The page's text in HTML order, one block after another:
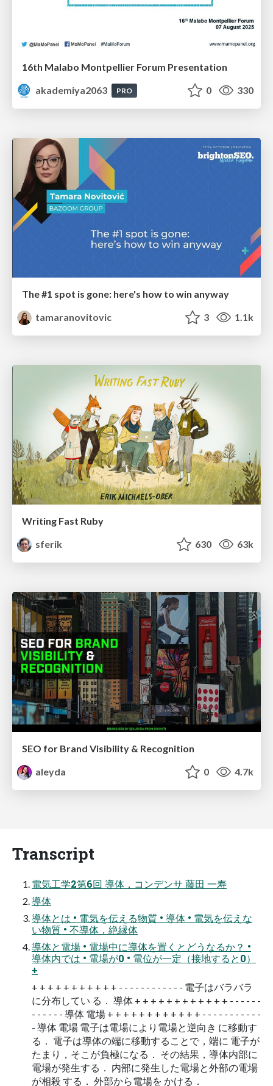
16th Malabo Montpellier Forum Presentation
akademiya2063
PRO 0 330
The #1 spot is gone: here's how to win anyway
tamaranovitovic
3 1.1k
Writing Fast Ruby
sferik
630 63k
SEO for Brand Visibility & Recognition
aleyda
0 4.7k
Transcript
電気工学2第6回 導体，コンデンサ 藤田 一寿
導体
導体とは • 電気を伝える物質 • 導体 • 電気を伝えな
い物質 • 不導体，絶縁体
導体と電場 • 電場中に導体を置くとどうなるか？ •
導体内では • 電場が0 • 電位が一定（接地すると0）
+
+ + + + + + + + + + + - - - - - - - - - - - - 電子はバラバラ
に分布してい る． 導体 + + + + + + + + + + + + - - - - - -
- - - - - - 導体 電場 + + + + + + + + + + + + - - - - - - - - - - -
- 導体 電場 電子は電場により電場と逆向き に移動す
る． 電子は導体の端に移動することで，端に 電子が
たまり，そこが負極になる． その結果，導体内部に
電場が発生する． 内部に発生した電場と外部の電場
が相殺 する． 外部から電場を かける．